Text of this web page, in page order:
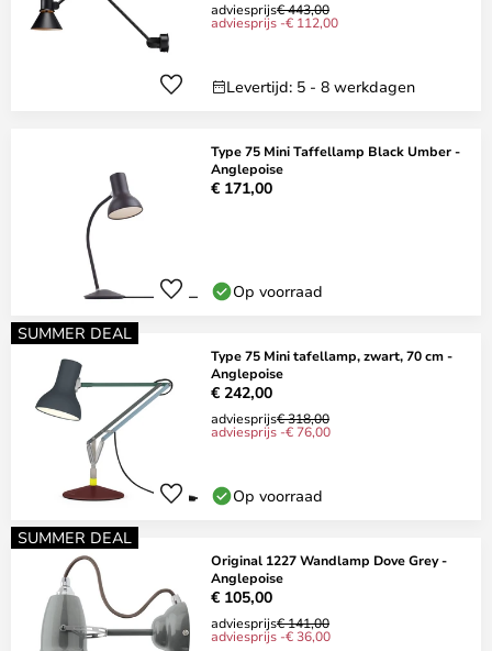
adviesprijs€ 443,00
adviesprijs -€ 112,00
Levertijd: 5 - 8 werkdagen
Type 75 Mini Taffellamp Black Umber -
Anglepoise
€ 171,00
Op voorraad
SUMMER DEAL
Type 75 Mini tafellamp, zwart, 70 cm -
Anglepoise
€ 242,00
adviesprijs€ 318,00
adviesprijs -€ 76,00
Op voorraad
SUMMER DEAL
Original 1227 Wandlamp Dove Grey -
Anglepoise
€ 105,00
adviesprijs€ 141,00
adviesprijs -€ 36,00